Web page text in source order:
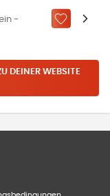
-
ZU „MEINE
DEINER WEBSITE